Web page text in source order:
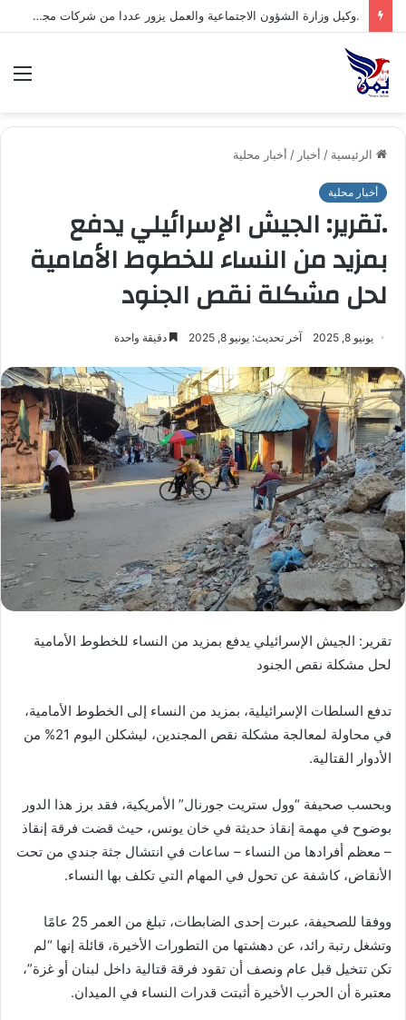
.وكيل وزارة الشؤون الاجتماعية والعمل يزور عددا من شركات مجموعة هائل سعيد أنعم وشركاه ويشيد بتجربتها المتقدمة في مجال السلامة والصحة المهنية*
الرئيسية / أخبار / أخبار محلية
أخبار محلية
.تقرير: الجيش الإسرائيلي يدفع
بمزيد من النساء للخطوط الأمامية
لحل مشكلة نقص الجنود
يونيو 8, 2025 آخر تحديث: يونيو 8, 2025 دقيقة واحدة
تقرير: الجيش الإسرائيلي يدفع بمزيد من النساء للخطوط الأمامية
لحل مشكلة نقص الجنود
تدفع السلطات الإسرائيلية، بمزيد من النساء إلى الخطوط الأمامية،
في محاولة لمعالجة مشكلة نقص المجندين، ليشكلن اليوم 21% من
الأدوار القتالية.
وبحسب صحيفة “وول ستريت جورنال” الأمريكية، فقد برز هذا الدور
بوضوح في مهمة إنقاذ حديثة في خان يونس، حيث قضت فرقة إنقاذ
– معظم أفرادها من النساء – ساعات في انتشال جثة جندي من تحت
الأنقاض، كاشفة عن تحول في المهام التي تكلف بها النساء.
ووفقا للصحيفة، عبرت إحدى الضابطات، تبلغ من العمر 25 عامًا
وتشغل رتبة رائد، عن دهشتها من التطورات الأخيرة، قائلة إنها “لم
تكن تتخيل قبل عام ونصف أن تقود فرقة قتالية داخل لبنان أو غزة”،
معتبرة أن الحرب الأخيرة أثبتت قدرات النساء في الميدان.